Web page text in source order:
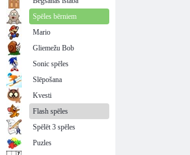
Spēles bērniem
Mario
Gliemežu Bob
Sonic spēles
Slēpošana
Kvesti
Flash spēles
Spēlēt 3 spēles
Puzles